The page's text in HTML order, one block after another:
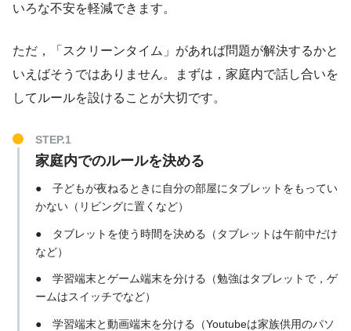
いろな不安を軽減できます。
ただ，「スクリーンタイム」があれば問題が解決するかと
いえばそうではありません。まずは，家庭内で話し合いを
してルールを設けることが大切です。
家庭内でのルールを決める
● 子どもが夜ねるときに自分の部屋にタブレットをもってい
かない（リビングに置くなど）
● タブレットを使う時間を決める（タブレットは午前中だけ
など）
● 学習端末とゲーム端末を分ける（勉強はタブレットで，ゲ
ームはスイッチでなど）
● 学習端末と動画端末を分ける（Youtubeは家族供用のパソ